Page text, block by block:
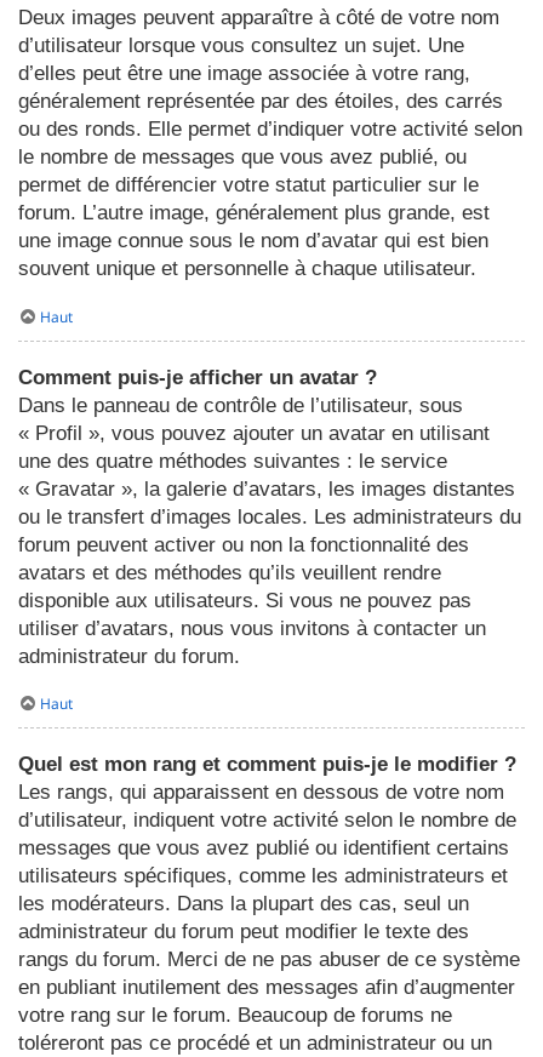
Deux images peuvent apparaître à côté de votre nom
d’utilisateur lorsque vous consultez un sujet. Une
d’elles peut être une image associée à votre rang,
généralement représentée par des étoiles, des carrés
ou des ronds. Elle permet d’indiquer votre activité selon
le nombre de messages que vous avez publié, ou
permet de différencier votre statut particulier sur le
forum. L’autre image, généralement plus grande, est
une image connue sous le nom d’avatar qui est bien
souvent unique et personnelle à chaque utilisateur.
Haut
Comment puis-je afficher un avatar ?
Dans le panneau de contrôle de l’utilisateur, sous
« Profil », vous pouvez ajouter un avatar en utilisant
une des quatre méthodes suivantes : le service
« Gravatar », la galerie d’avatars, les images distantes
ou le transfert d’images locales. Les administrateurs du
forum peuvent activer ou non la fonctionnalité des
avatars et des méthodes qu’ils veuillent rendre
disponible aux utilisateurs. Si vous ne pouvez pas
utiliser d’avatars, nous vous invitons à contacter un
administrateur du forum.
Haut
Quel est mon rang et comment puis-je le modifier ?
Les rangs, qui apparaissent en dessous de votre nom
d’utilisateur, indiquent votre activité selon le nombre de
messages que vous avez publié ou identifient certains
utilisateurs spécifiques, comme les administrateurs et
les modérateurs. Dans la plupart des cas, seul un
administrateur du forum peut modifier le texte des
rangs du forum. Merci de ne pas abuser de ce système
en publiant inutilement des messages afin d’augmenter
votre rang sur le forum. Beaucoup de forums ne
toléreront pas ce procédé et un administrateur ou un